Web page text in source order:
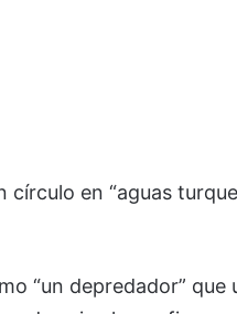
círculo en “aguas
“un depredador” que